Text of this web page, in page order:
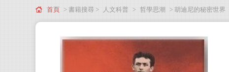
首頁 > 書籍搜尋 > 人文科普 > 哲學思潮 > 胡迪尼的秘密世界